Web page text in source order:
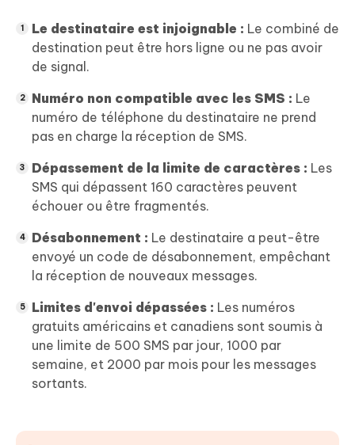
Le destinataire est injoignable : Le combiné de
destination peut être hors ligne ou ne pas avoir
de signal.
Numéro non compatible avec les SMS : Le
numéro de téléphone du destinataire ne prend
pas en charge la réception de SMS.
Dépassement de la limite de caractères : Les
SMS qui dépassent 160 caractères peuvent
échouer ou être fragmentés.
Désabonnement : Le destinataire a peut-être
envoyé un code de désabonnement, empêchant
la réception de nouveaux messages.
Limites d'envoi dépassées : Les numéros
gratuits américains et canadiens sont soumis à
une limite de 500 SMS par jour, 1000 par
semaine, et 2000 par mois pour les messages
sortants.